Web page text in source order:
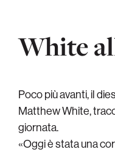
White
Poco più avanti, il
Matthew White,
giornata.
«Oggi è stata una